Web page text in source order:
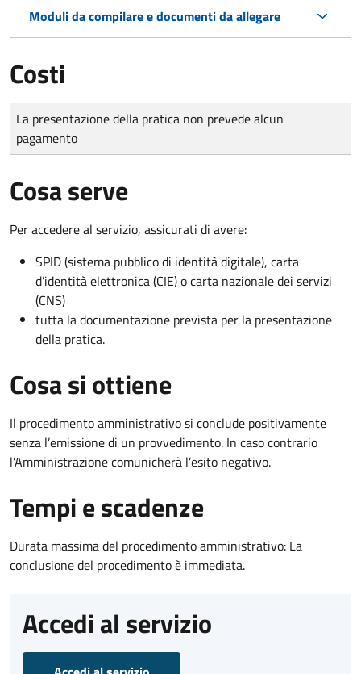
Moduli da compilare e documenti da allegare
Costi
Tipo di pagamento
Importo
La presentazione della pratica non prevede alcun
pagamento
Cosa serve
Per accedere al servizio, assicurati di avere:
SPID (sistema pubblico di identità digitale), carta
d’identità elettronica (CIE) o carta nazionale dei servizi
(CNS)
tutta la documentazione prevista per la presentazione
della pratica.
Cosa si ottiene
Il procedimento amministrativo si conclude positivamente
senza l’emissione di un provvedimento. In caso contrario
l’Amministrazione comunicherà l’esito negativo.
Tempi e scadenze
Durata massima del procedimento amministrativo: La
conclusione del procedimento è immediata.
Accedi al servizio